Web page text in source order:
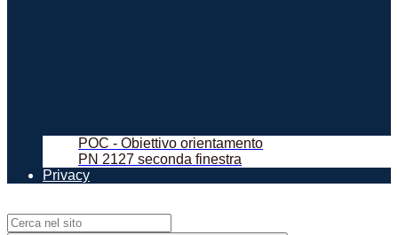
POC - Obiettivo orientamento
PN 2127 seconda finestra
Privacy